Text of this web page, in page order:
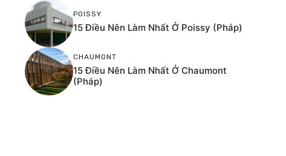
POISSY
15 Điều Nên Làm Nhất Ở Poissy (Pháp)
CHAUMONT
15 Điều Nên Làm Nhất Ở Chaumont
(Pháp)